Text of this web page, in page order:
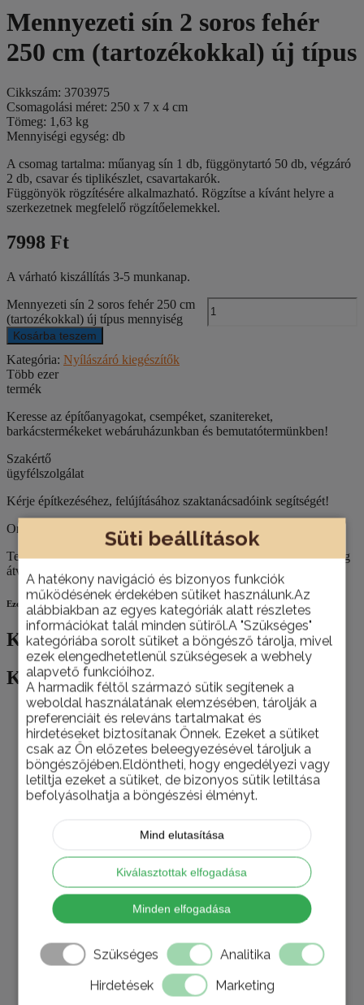
Süti beállítások
A hatékony navigáció és bizonyos funkciók
működésének érdekében sütiket használunk.Az
alábbiakban az egyes kategóriák alatt részletes
információkat talál minden sütiről.A "Szükséges"
kategóriába sorolt sütiket a böngésző tárolja, mivel
ezek elengedhetetlenül szükségesek a webhely
alapvető funkcióihoz.
A harmadik féltől származó sütik segítenek a
weboldal használatának elemzésében, tárolják a
preferenciáit és releváns tartalmakat és
hirdetéseket biztosítanak Önnek. Ezeket a sütiket
csak az Ön előzetes beleegyezésével tároljuk a
böngészőjében.Eldöntheti, hogy engedélyezi vagy
letiltja ezeket a sütiket, de bizonyos sütik letiltása
befolyásolhatja a böngészési élményt.
Mind elutasítása
Kiválasztottak elfogadása
Minden elfogadása
Szükséges
Analitika
Hirdetések
Marketing
Mennyezeti sín 2 soros fehér
250 cm (tartozékokkal) új típus
Cikkszám: 3703975
Csomagolási méret: 250 x 7 x 4 cm
Tömeg: 1,63 kg
Mennyiségi egység: db
A csomag tartalma: műanyag sín 1 db, függönytartó 50 db, végzáró
2 db, csavar és tiplikészlet, csavartakarók.
Függönyök rögzítésére alkalmazható. Rögzítse a kívánt helyre a
szerkezetnek megfelelő rögzítőelemekkel.
7998 Ft
A várható kiszállítás 3-5 munkanap.
Mennyezeti sín 2 soros fehér 250 cm
(tartozékokkal) új típus mennyiség
Kosárba teszem
Kategória: Nyílászáró kiegészítők
Több ezer
termék
Keresse az építőanyagokat, csempéket, szanitereket,
barkácstermékeket webáruházunkban és bemutatótermünkben!
Szakértő
ügyfélszolgálat
Kérje építkezéséhez, felújításához szaktanácsadóink segítségét!
Országos házhoz szállítás
Termékeinket nemcsak személyesen, telephelyünkön van lehetőség
átvenni, hanem házhoz is szállítjuk szükség esetén.
Ezek is érdekelhetik
Kapcsolódó termékek
Kapcsolódó termékek
Mennyezeti sín 1 soros fehér 180 cm
(tartozékokkal) új típus
4.305
Mennyezeti sín 1 soros fehér 210 cm
(tartozékokkal)
0
az 5-ből
4.998Ft
Kosárba teszem